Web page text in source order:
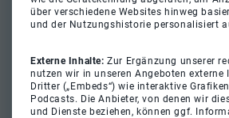
über verschiedene Websites hinweg
und der Nutzungshistorie personalisiert
Externe Inhalte:Zur Ergänzung unserer
nutzen wir in unseren Angeboten externe
Dritter („Embeds“) wie interaktive
Podcasts. Die Anbieter, von denen wir
und Dienste beziehen, können ggf.